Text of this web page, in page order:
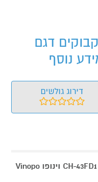
יין ביתי עד 15 בקבוקים דגם
דירוג גולשים